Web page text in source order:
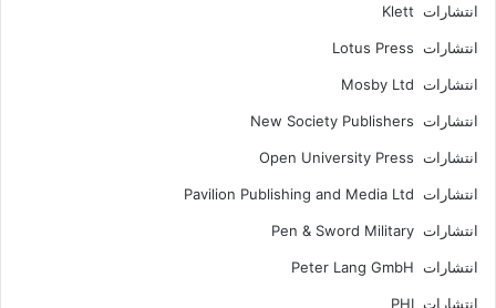
انتشارات Klett
انتشارات Lotus Press
انتشارات Mosby Ltd
انتشارات New Society Publishers
انتشارات Open University Press
انتشارات Pavilion Publishing and Media Ltd
انتشارات Pen & Sword Military
انتشارات Peter Lang GmbH
انتشارات PHI